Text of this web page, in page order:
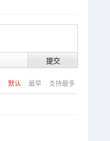
提交
默认 最早 支持最多